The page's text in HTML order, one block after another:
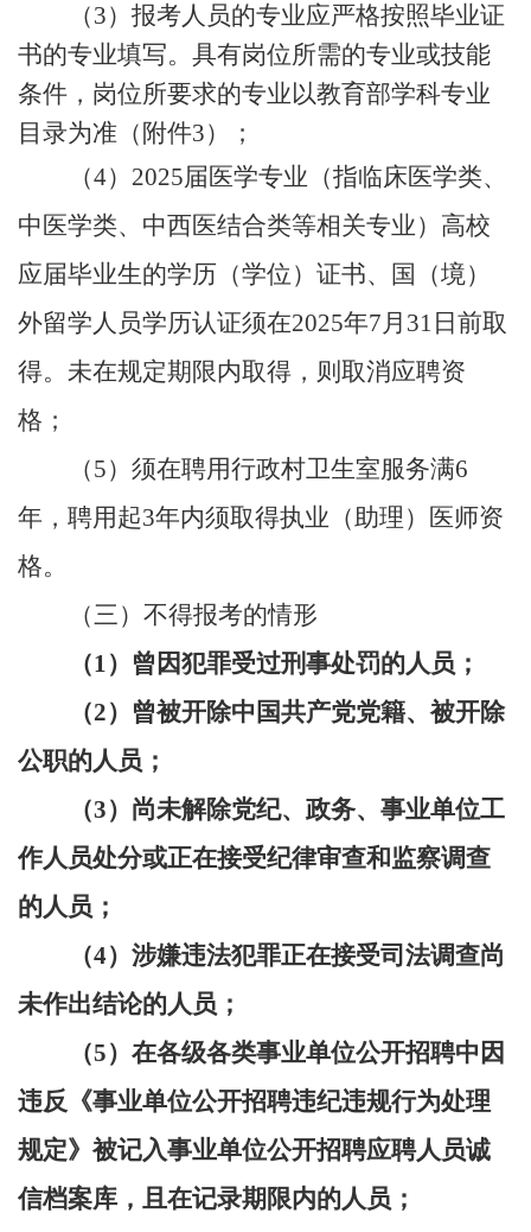
（3）报考人员的专业应严格按照毕业证
书的专业填写。具有岗位所需的专业或技能
条件，岗位所要求的专业以教育部学科专业
目录为准（附件3）；
（4）2025届医学专业（指临床医学类、
中医学类、中西医结合类等相关专业）高校
应届毕业生的学历（学位）证书、国（境）
外留学人员学历认证须在2025年7月31日前取
得。未在规定期限内取得，则取消应聘资
格；
（5）须在聘用行政村卫生室服务满6
年，聘用起3年内须取得执业（助理）医师资
格。
（三）不得报考的情形
（1）曾因犯罪受过刑事处罚的人员；
（2）曾被开除中国共产党党籍、被开除
公职的人员；
（3）尚未解除党纪、政务、事业单位工
作人员处分或正在接受纪律审查和监察调查
的人员；
（4）涉嫌违法犯罪正在接受司法调查尚
未作出结论的人员；
（5）在各级各类事业单位公开招聘中因
违反《事业单位公开招聘违纪违规行为处理
规定》被记入事业单位公开招聘应聘人员诚
信档案库，且在记录期限内的人员；